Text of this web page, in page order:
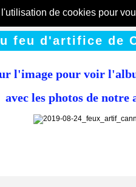
de cookies pour
feu d'artifice de
l'image pour voir
avec les photos de notre